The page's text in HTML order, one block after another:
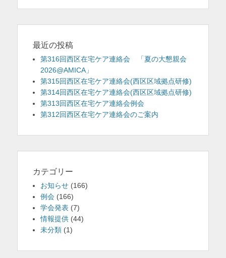
最近の投稿
第316回西区在宅ケア連絡会 「夏の大懇親会
2026@AMICA」
第315回西区在宅ケア連絡会(西区区域拠点研修)
第314回西区在宅ケア連絡会(西区区域拠点研修)
第313回西区在宅ケア連絡会例会
第312回西区在宅ケア連絡会のご案内
カテゴリー
お知らせ (166)
例会 (166)
学会発表 (7)
情報提供 (44)
未分類 (1)